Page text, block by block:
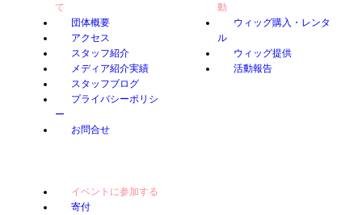
て
団体概要
アクセス
スタッフ紹介
メディア紹介実績
スタッフブログ
プライバシーポリシ
ー
お問合せ
動
ウィッグ購入・レンタ
ル
ウィッグ提供
活動報告
イベントに参加する
寄付